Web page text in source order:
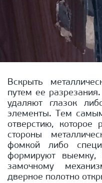
Вскрыть
путем ее
удаляют глазок
элементы. Тем
отверстию, которое
стороны
фомкой либо
формируют выемку,
замочному
дверное полотно